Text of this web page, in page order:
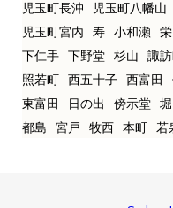
児玉町長沖
児玉町八幡山
児玉町宮内
寿 小和瀬 栄
下仁手
下野堂 杉山 諏訪
照若町
西五十子 西富田
東富田
日の出 傍示堂 堀
都島
宮戸 牧西 本町 若